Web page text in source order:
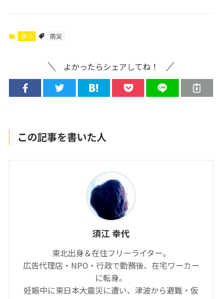
学ぶ 防災
よかったらシェアしてね！
この記事を書いた人
須江 幸代
東北出身＆在住フリーライター。
広告代理店・NPO・行政で勤務後、在宅ワーカー
に転身。
妊娠中に東日本大震災に遭い、津波から避難・仮